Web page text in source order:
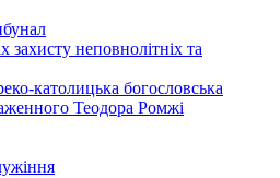
захисту неповнолітніх та
католицька богословська
Теодора Ромжі